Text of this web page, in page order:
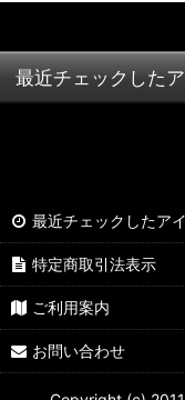
最近チェックした
最近チェックしたア
特定商取引法表示
ご利用案内
お問い合わせ